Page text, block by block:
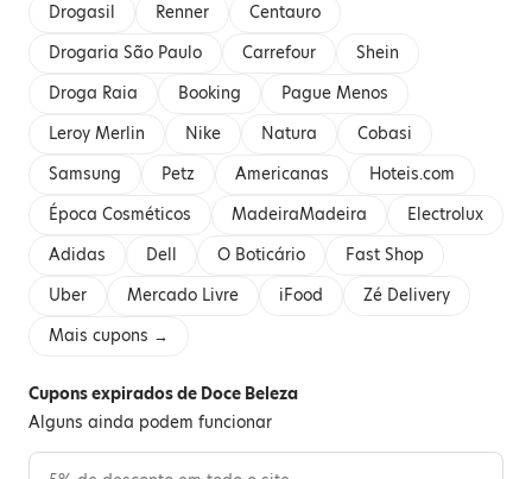
Drogasil
Renner
Centauro
Drogaria São Paulo
Carrefour
Shein
Droga Raia
Booking
Pague Menos
Leroy Merlin
Nike Natura
Cobasi
Samsung
Petz Americanas
Hoteis.com
Época Cosméticos
MadeiraMadeira
Electrolux
Adidas
Dell O Boticário
Fast Shop
Uber
Mercado Livre iFood
Zé Delivery
Mais cupons →
Cupons expirados de Doce Beleza
Alguns ainda podem funcionar